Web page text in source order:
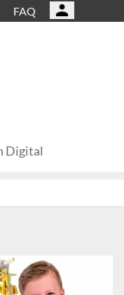
FAQ
Digital